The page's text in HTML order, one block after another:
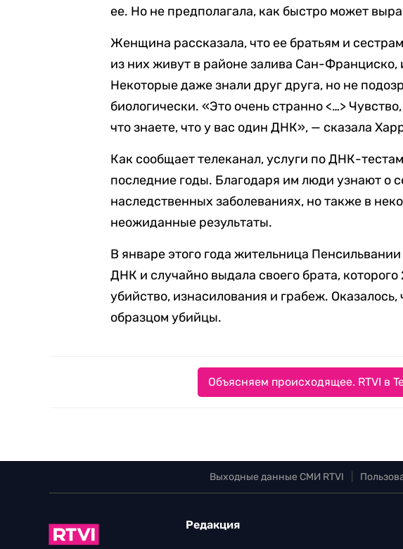
ее. Но не предполагала, как быстро может
Женщина рассказала, что ее братьям и
из них живут в районе залива Сан-Франциско,
Некоторые даже знали друг друга, но не
биологически. «Это очень странно <…>
что знаете, что у вас один ДНК», — сказала
Как сообщает телеканал, услуги по ДНК-
последние годы. Благодаря им люди узнают о
наследственных заболеваниях, но также в
неожиданные результаты.
В январе этого года жительница Пенсильвании
ДНК и случайно выдала своего брата,
убийство, изнасилования и грабеж. Оказалось,
образцом убийцы.
Объясняем происходящее. RTVI в
Выходные данные СМИ RTVI
Редакция